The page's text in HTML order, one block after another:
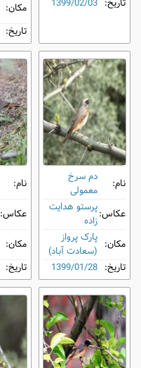
مکان:
تاریخ:
نام:
دم‌ سرخ
معمولی
عکاس:پرستو هدایت
زاده
مکان: پارک پرواز
(سعادت آباد)
تاریخ: 1399/01/28
نام:
عکاس:
مکان:
تاریخ: